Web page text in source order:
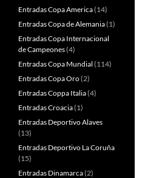
Entradas Copa America(14)
Entradas Copa de Alemania(1)
Entradas Copa Internacional
de Campeones(4)
Entradas Copa Mundial (114)
Entradas Copa Oro(2)
Entradas Coppa Italia(4)
Entradas Croacia(1)
Entradas Deportivo Alaves
(13)
Entradas Deportivo La Coruña
(15)
Entradas Dinamarca(2)